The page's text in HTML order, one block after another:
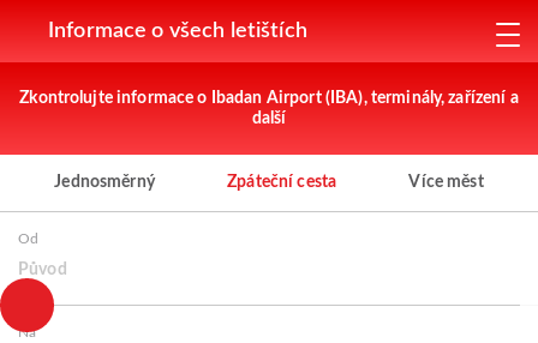
Informace o všech letištích
Zkontrolujte informace o Ibadan Airport (IBA), terminály, zařízení a
další
Jednosměrný Zpáteční cesta Více měst
Od
Původ
Na